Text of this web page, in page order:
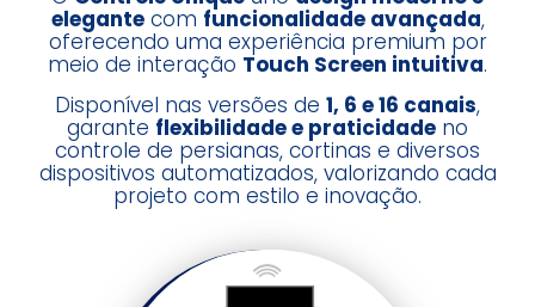
elegantecom funcionalidade avançada,
oferecendo uma experiência premium por
meio de interação Touch Screen intuitiva.
Disponível nas versões de 1, 6 e 16 canais,
garante flexibilidade e praticidade no
controle de persianas, cortinas e diversos
dispositivos automatizados, valorizando cada
projeto com estilo e inovação.